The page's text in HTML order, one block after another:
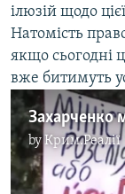
ілюзій щодо
Натомість
якщо сьогодні
вже битимуть
byКрим.Реалії
No